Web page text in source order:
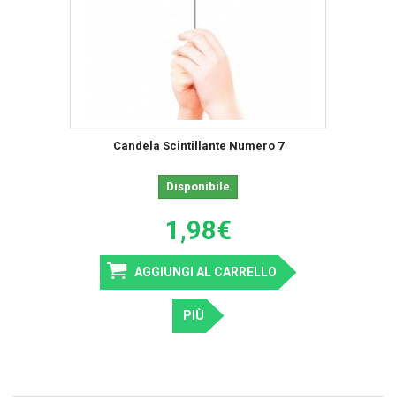
Candela Scintillante Numero 7
Disponibile
1,98€
AGGIUNGI AL CARRELLO
PIÙ